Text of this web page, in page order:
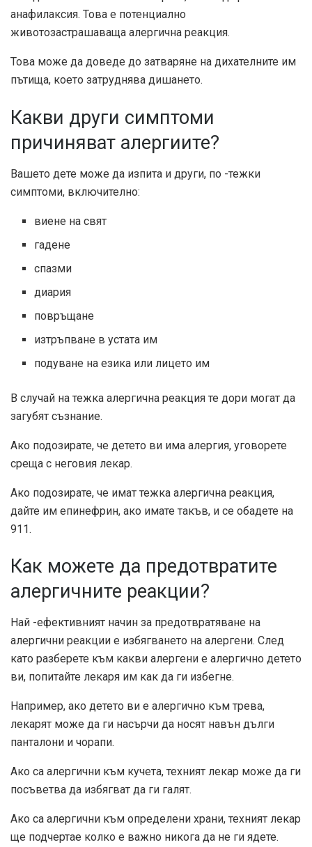
анафилаксия. Това е потенциално
животозастрашаваща алергична реакция.
Това може да доведе до затваряне на дихателните им
пътища, което затруднява дишането.
Какви други симптоми
причиняват алергиите?
Вашето дете може да изпита и други, по -тежки
симптоми, включително:
виене на свят
гадене
спазми
диария
повръщане
изтръпване в устата им
подуване на езика или лицето им
В случай на тежка алергична реакция те дори могат да
загубят съзнание.
Ако подозирате, че детето ви има алергия, уговорете
среща с неговия лекар.
Ако подозирате, че имат тежка алергична реакция,
дайте им епинефрин, ако имате такъв, и се обадете на
911.
Как можете да предотвратите
алергичните реакции?
Най -ефективният начин за предотвратяване на
алергични реакции е избягването на алергени. След
като разберете към какви алергени е алергично детето
ви, попитайте лекаря им как да ги избегне.
Например, ако детето ви е алергично към трева,
лекарят може да ги насърчи да носят навън дълги
панталони и чорапи.
Ако са алергични към кучета, техният лекар може да ги
посъветва да избягват да ги галят.
Ако са алергични към определени храни, техният лекар
ще подчертае колко е важно никога да не ги ядете.